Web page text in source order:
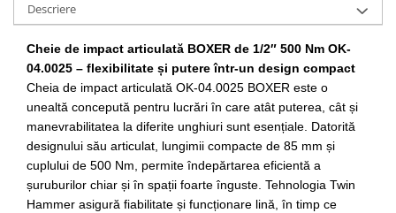
Lampi si Lanterne
Masini de insurubat si gaurit
Masini de polishat
Pistoale aer cald
Pistoale de lipit
Pistoale electrice de impact
Polizoare unghiulare
Rindele
Slefuitoare electrice
Descriere
Cheie de impact articulată BOXER de 1/2″ 500 Nm OK-
04.0025 – flexibilitate și putere într-un design compact
Cheia de impact articulată OK-04.0025 BOXER este o
unealtă concepută pentru lucrări în care atât puterea, cât și
manevrabilitatea la diferite unghiuri sunt esențiale. Datorită
designului său articulat, lungimii compacte de 85 mm și
cuplului de 500 Nm, permite îndepărtarea eficientă a
șuruburilor chiar și în spații foarte înguste. Tehnologia Twin
Hammer asigură fiabilitate și funcționare lină, în timp ce